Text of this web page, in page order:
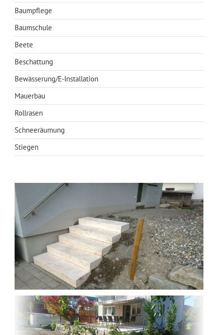
Baumpflege
Baumschule
Beete
Beschattung
Bewässerung/E-Installation
Mauerbau
Rollrasen
Schneeräumung
Stiegen